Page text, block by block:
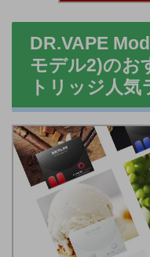
DR.VAPE
モデル2)のお
トリッジ人